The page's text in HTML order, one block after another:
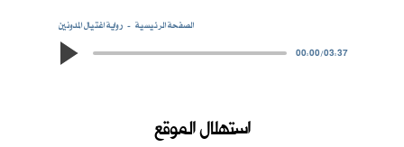
رواية اغتيال المدونين
الصفحة الرئيسية
00:00/03:37
استهلال الموقع